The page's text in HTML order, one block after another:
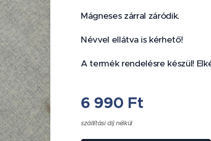
Mágneses zárral záródik.
Névvel ellátva is kérhető!
A termék rendelésre készül!
6 990 Ft
szállítási díj nélkül